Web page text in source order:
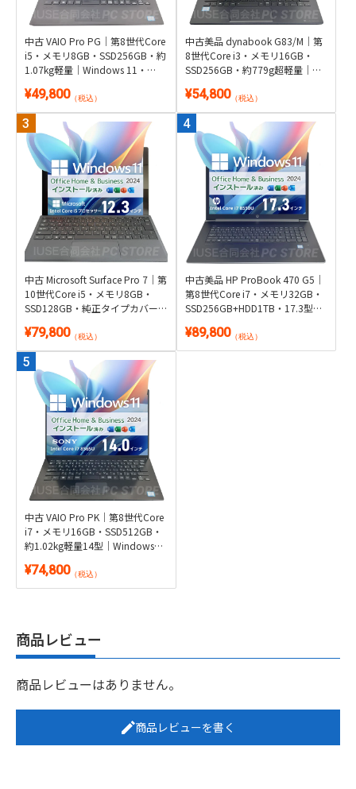
中古 VAIO Pro PG｜第8世代Core
i5・メモリ8GB・SSD256GB・約
1.07kg軽量｜Windows 11・
Microsoft Office 2024付き
¥49,800（税込）
中古美品 dynabook G83/M｜第
8世代Core i3・メモリ16GB・
SSD256GB・約779g超軽量｜
Windows 11・Microsoft Office
2024付き
¥54,800
中古 Microsoft Surface Pro 7｜第
10世代Core i5・メモリ8GB・
SSD128GB・純正タイプカバー
付き2in1｜Windows 11・
Microsoft Office 2024付き・タブ
レット
¥79,800（税込）
中古 VAIO Pro PK｜第8世代Core
i7・メモリ16GB・SSD512GB・
11・Microsoft Office 2024付き